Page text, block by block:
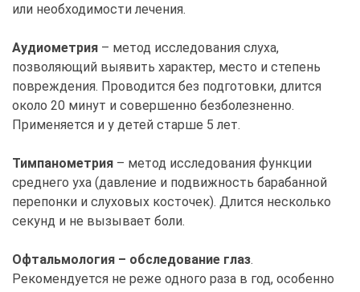
или необходимости лечения.
Аудиометрия – метод исследования слуха,
позволяющий выявить характер, место и степень
повреждения. Проводится без подготовки, длится
около 20 минут и совершенно безболезненно.
Применяется и у детей старше 5 лет.
Тимпанометрия – метод исследования функции
среднего уха (давление и подвижность барабанной
перепонки и слуховых косточек). Длится несколько
секунд и не вызывает боли.
Офтальмология – обследование глаз.
Рекомендуется не реже одного раза в год, особенно